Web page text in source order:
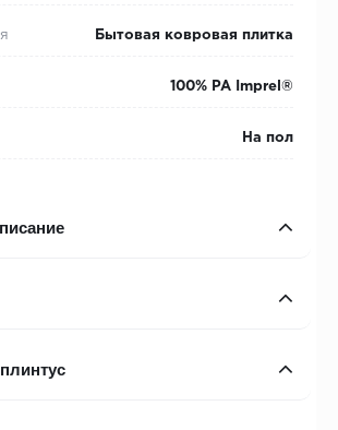
Бытовая ковровая плитка
100% PA Imprel®
На пол